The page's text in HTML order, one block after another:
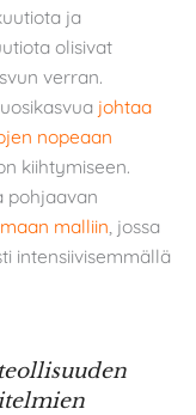
ja
olisivat
verran.
johtaa
nopeaan
kiihtymiseen.
pohjaavan
malliin , jossa
intensiivisemmällä